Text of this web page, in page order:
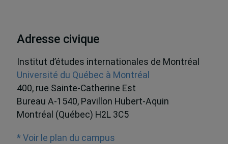
Adresse civique
Institut d’études internationales de Montréal
Université du Québec à Montréal
400, rue Sainte-Catherine Est
Bureau A-1540, Pavillon Hubert-Aquin
Montréal (Québec) H2L 3C5
* Voir le plan du campus